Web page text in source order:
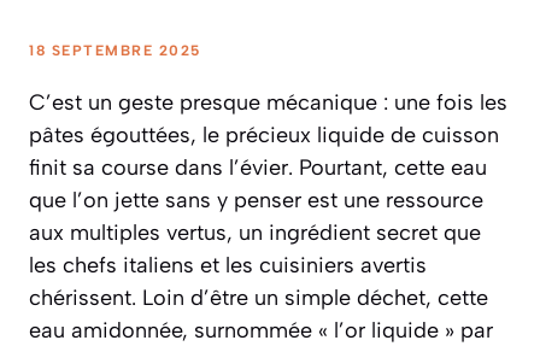
18 SEPTEMBRE 2025
C’est un geste presque mécanique : une fois les
pâtes égouttées, le précieux liquide de cuisson
finit sa course dans l’évier. Pourtant, cette eau
que l’on jette sans y penser est une ressource
aux multiples vertus, un ingrédient secret que
les chefs italiens et les cuisiniers avertis
chérissent. Loin d’être un simple déchet, cette
eau amidonnée, surnommée « l’or liquide » par